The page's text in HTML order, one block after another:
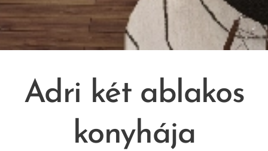
Adri két ablakos
konyhája